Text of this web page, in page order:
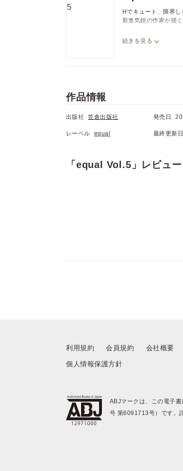
Hでキュート、限界
新進気鋭の作家が描
☆ラインナップ☆
熊猫「バニラ・ショ
浅井ハチ「さかさま
続きを見る
作品情報
出版社 笠倉出版社
レーベル equal
発売日
最終更新日
「equal Vol.5」レビュー
利用規約 会員規約 会社概要
個人情報保護方針
ABJマークは、この電子
号 第6091713号）です。